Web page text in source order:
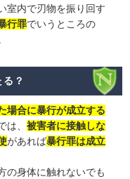
室内で刃物を振り回す
行罪でいうところの
る？
場合に暴行が成立する
は、被害者に接触しな
があれば暴行罪は成立
の身体に触れないでも